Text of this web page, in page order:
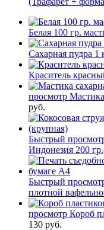
Белая 100 гр.
Сахарная пудра 1
Краситель
просмотр
руб.
Быстрый
Индонезия 200
Быстрый
плотной
просмотр Короб
130 руб.